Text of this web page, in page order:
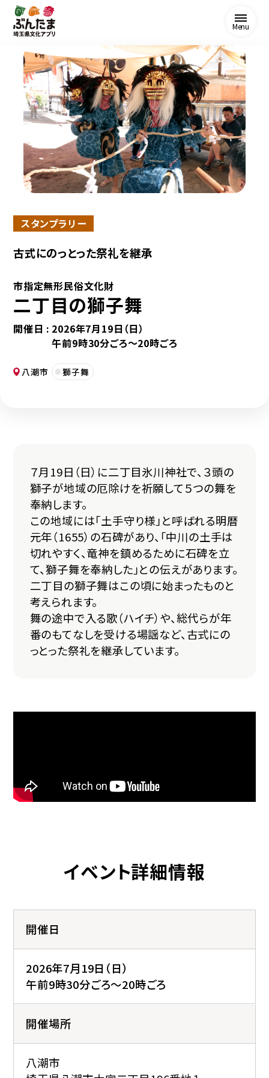
Menu
スタンプラリー
古式にのっとった祭礼を継承
市指定無形民俗文化財
二丁目の獅子舞
開催日 : 2026年7月19日（日）
午前9時30分ごろ～20時ごろ
八潮市 獅子舞
７月19日（日）に二丁目氷川神社で、３頭の
獅子が地域の厄除けを祈願して５つの舞を
奉納します。
この地域には「土手守り様」と呼ばれる明暦
元年（1655）の石碑があり、「中川の土手は
切れやすく、竜神を鎮めるために石碑を立
て、獅子舞を奉納した」との伝えがあります。
二丁目の獅子舞はこの頃に始まったものと
考えられます。
舞の途中で入る歌（ハイチ）や、総代らが年
番のもてなしを受ける場謡など、古式にの
っとった祭礼を継承しています。
イベント詳細情報
開催日
2026年7月19日（日）
午前9時30分ごろ～20時ごろ
開催場所
八潮市